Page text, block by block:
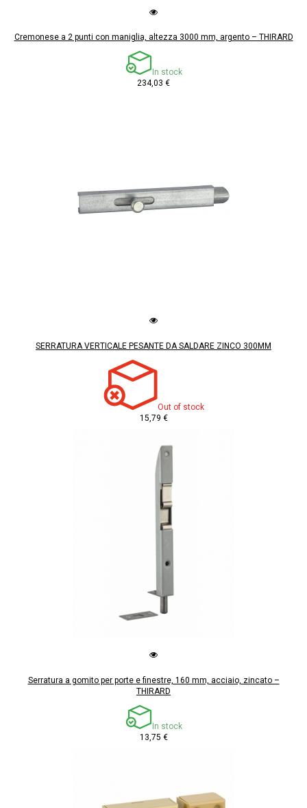
Cremonese a 2 punti con maniglia, altezza 3000 mm, argento – THIRARD
In stock
234,03 €
SERRATURA VERTICALE PESANTE DA SALDARE ZINCO 300MM
Out of stock
15,79 €
Serratura a gomito per porte e finestre, 160 mm, acciaio, zincato –
THIRARD
In stock
13,75 €